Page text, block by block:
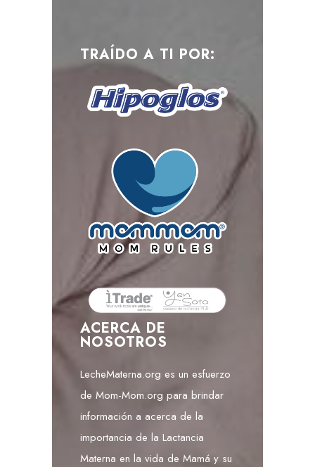
TRAÍDO A TI POR:
ACERCA DE
NOSOTROS
LecheMaterna.org es un esfuerzo
de Mom-Mom.org para brindar
información a acerca de la
importancia de la Lactancia
Materna en la vida de Mamá y su